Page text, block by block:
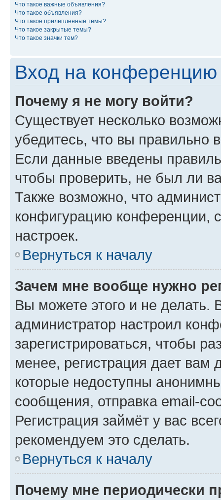
Что такое важные объявления?
Что такое объявления?
Что такое прилепленные темы?
Что такое закрытые темы?
Что такое значки тем?
Вход на конференцию
Почему я не могу войти?
Существует несколько
убедитесь, что вы правильно
Если данные введены
чтобы проверить, не был ли
Также возможно, что
конфигурацию конференции,
настроек.
Вернуться к началу
Зачем мне вообще нужно
Вы можете этого и не делать.
администратор настроил
зарегистрироваться, чтобы
менее, регистрация дает вам
которые недоступны
сообщения, отправка email-
Регистрация займёт у вас
рекомендуем это сделать.
Вернуться к началу
Почему мне периодически